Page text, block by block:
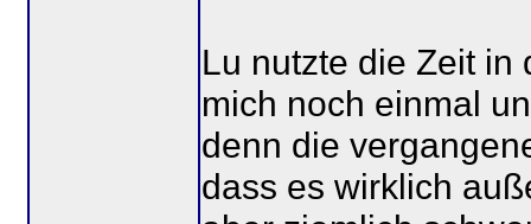
Lu nutzte die Zeit in
mich noch einmal
denn die
dass es wirklich